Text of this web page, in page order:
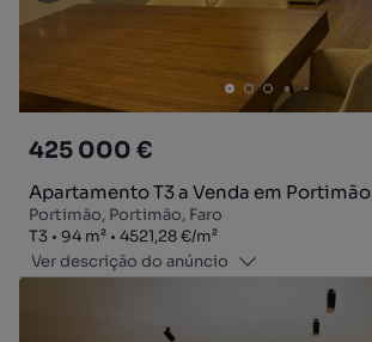
425 000 €
Apartamento T3 a Venda em Portimão
Portimão, Portimão, Faro
Tipologia
T3
Zona94 m²
Preço por metro quadrado
4521,28 €/m²
Ver descrição do anúncio